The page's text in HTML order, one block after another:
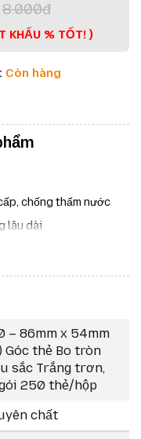
8.000đ
KHẤU % TỐT! )
Còn hàng
chống thấm nước
lâu dài
bo tròn 4 góc
riêng chống trầy
Thẻ học sinh sinh
quà tặng, thẻ giảm
thiết, Thẻ tích điểm
– 86mm x 54mm
Góc thẻ Bo tròn
sắc Trắng trơn,
250 thẻ/hộp
chất